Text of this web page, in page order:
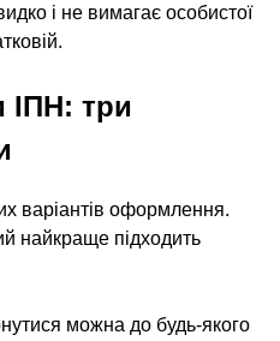
і не вимагає особистої
ІПН: три
варіантів оформлення.
найкраще підходить
можна до будь-якого